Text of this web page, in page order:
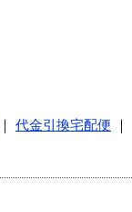
代金引換宅配便